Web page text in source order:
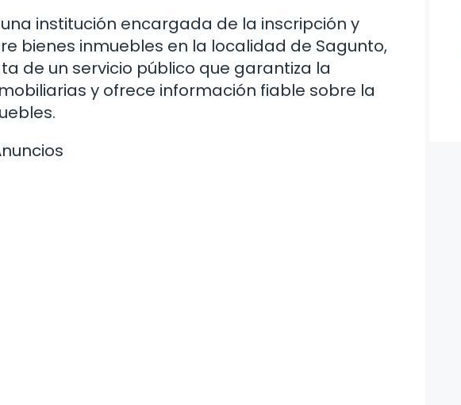
institución encargada de la inscripción y
bienes inmuebles en la localidad de Sagunto,
de un servicio público que garantiza la
y ofrece información fiable sobre la